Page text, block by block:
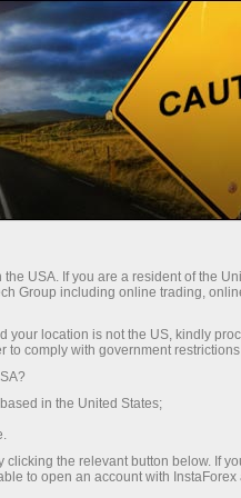
на ринку. Тут
наших сервісів,
умов в компанії
виведення та
графіки,
конкурси та акції,
USA. If you are a resident of the
Group including online trading,
your location is not the US, kindly
to comply with government
in the United States;
the relevant button below. If
to open an account with InstaForex